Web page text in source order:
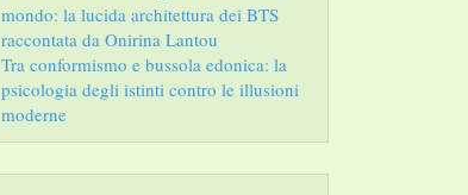
mondo: la lucida architettura dei BTS
raccontata da Onirina Lantou
Tra conformismo e bussola edonica: la
psicologia degli istinti contro le illusioni
moderne